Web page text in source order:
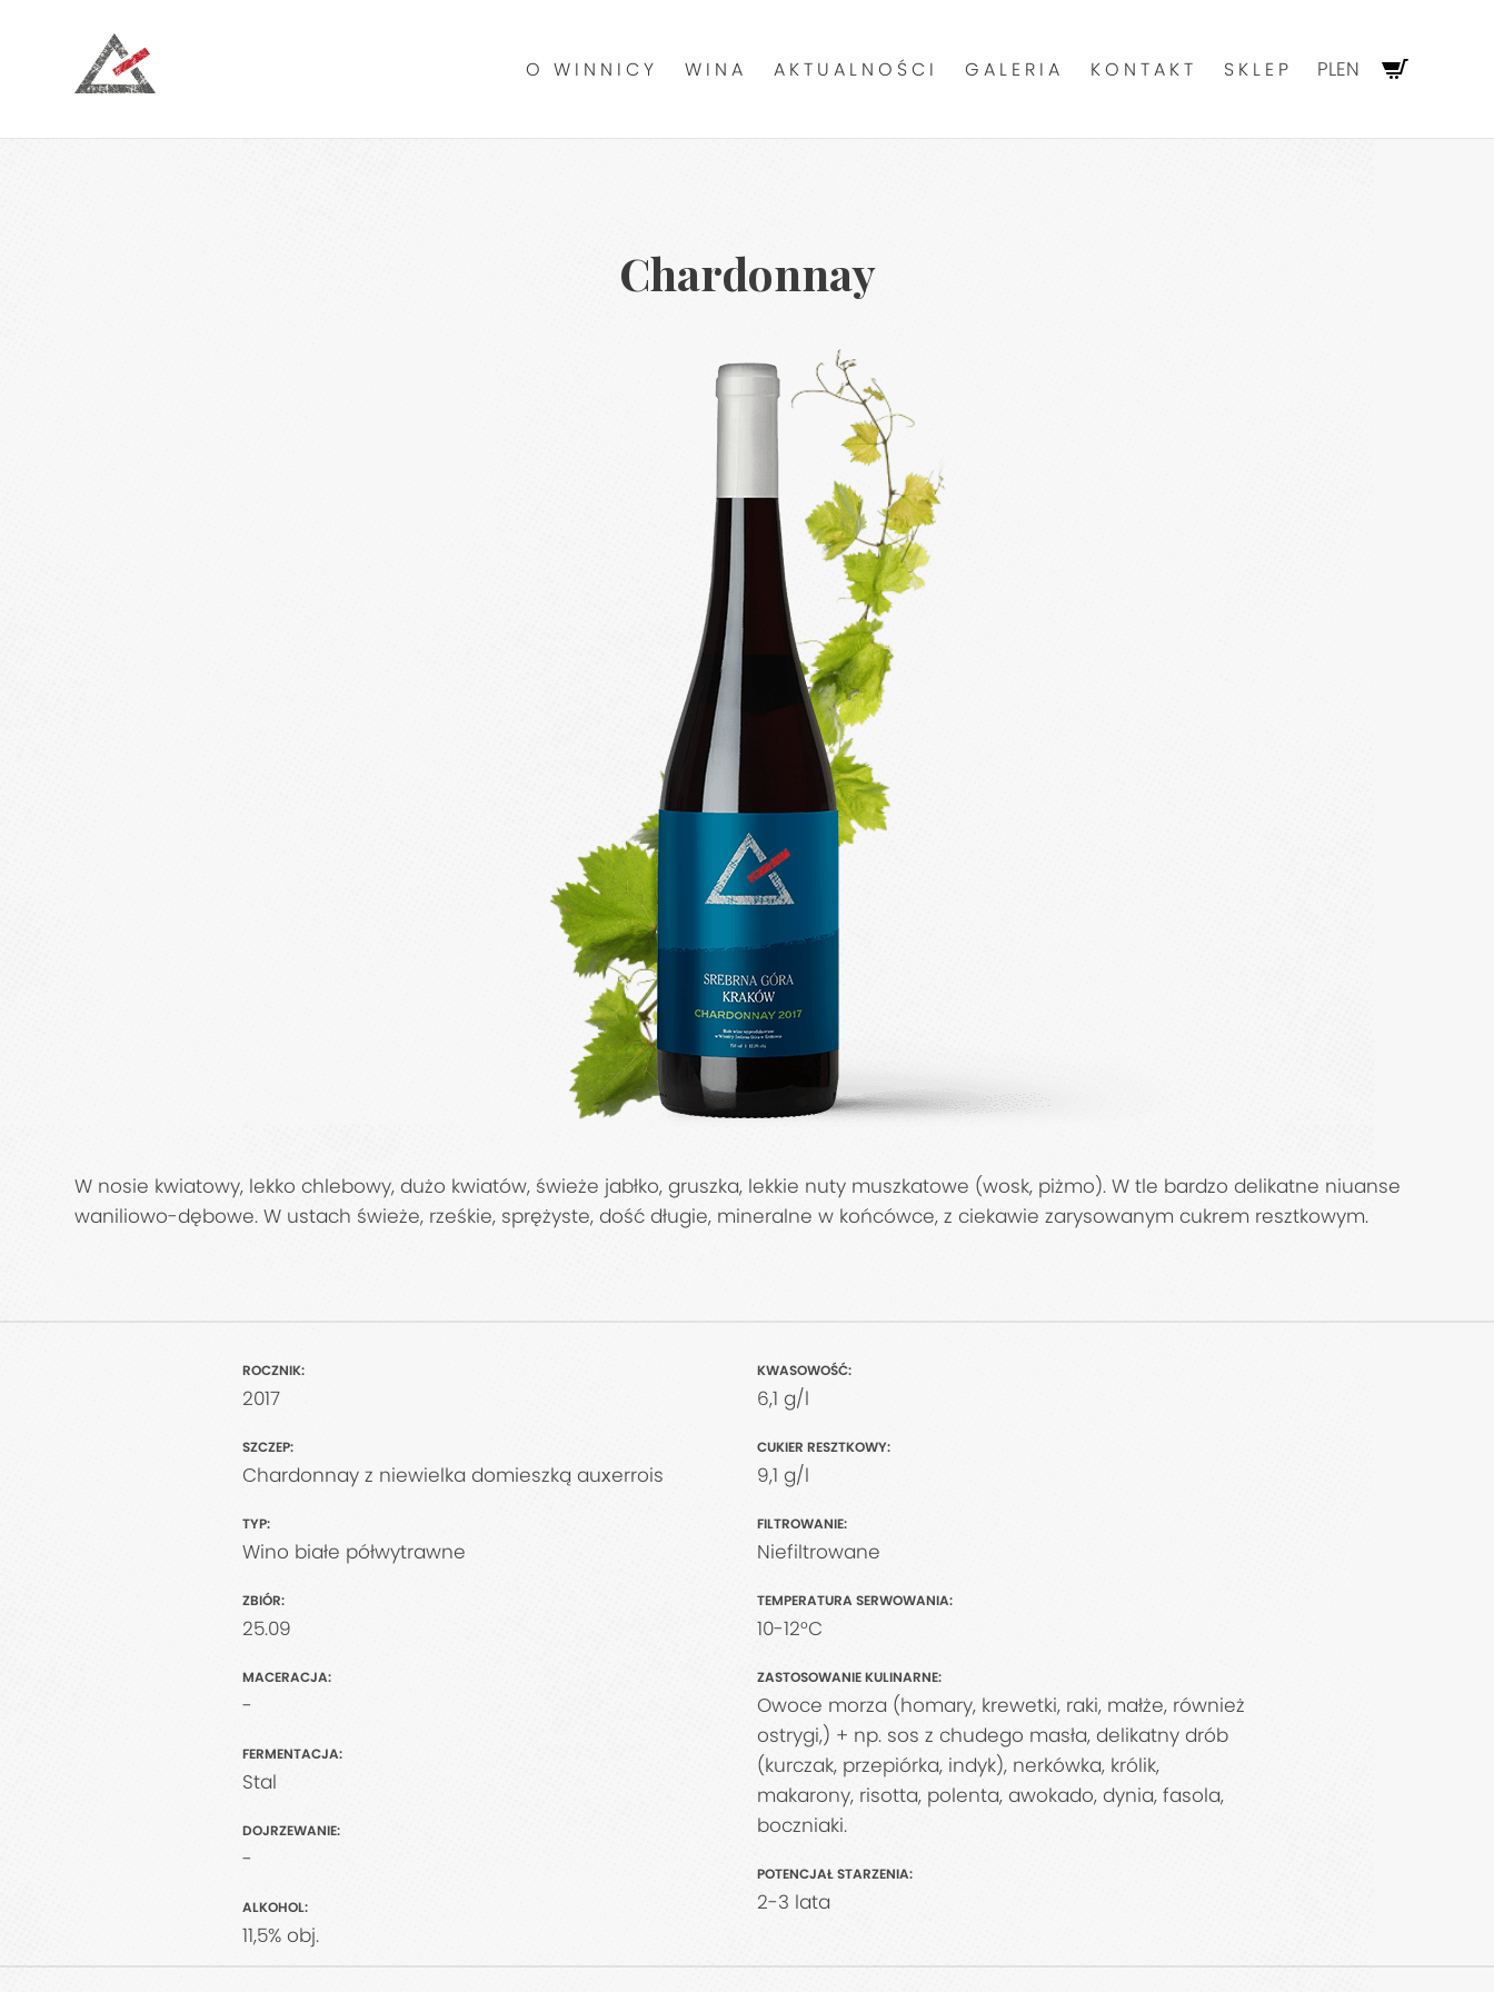
O WINNICY WINA AKTUALNOŚCI GALERIA KONTAKT SKLEP PLEN
Chardonnay
W nosie kwiatowy, lekko chlebowy, dużo kwiatów, świeże jabłko, gruszka, lekkie nuty muszkatowe (wosk, piżmo). W tle bardzo delikatne niuanse
waniliowo-dębowe. W ustach świeże, rześkie, sprężyste, dość długie, mineralne w końcówce, z ciekawie zarysowanym cukrem resztkowym.
ROCZNIK:
2017
SZCZEP:
Chardonnay z niewielka domieszką auxerrois
TYP:
Wino białe półwytrawne
ZBIÓR:
25.09
MACERACJA:
-
FERMENTACJA:
Stal
DOJRZEWANIE:
-
ALKOHOL:
11,5% obj.
KWASOWOŚĆ:
6,1 g/l
CUKIER RESZTKOWY:
9,1 g/l
FILTROWANIE:
Niefiltrowane
TEMPERATURA SERWOWANIA:
10-12°C
ZASTOSOWANIE KULINARNE:
Owoce morza (homary, krewetki, raki, małże, również
ostrygi,) + np. sos z chudego masła, delikatny drób
(kurczak, przepiórka, indyk), nerkówka, królik,
makarony, risotta, polenta, awokado, dynia, fasola,
boczniaki.
POTENCJAŁ STARZENIA:
2-3 lata